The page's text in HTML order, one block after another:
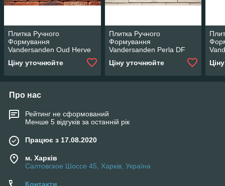
Плитка Ручного
Формування
Vandersanden Oud Herve
Ціну уточнюйте
Плитка Ручного
Формування
Vandersanden Perla DF
Ціну уточнюйте
Про нас
Рейтинг не сформований
Менше 5 відгуків за останній рік
Працює з 17.08.2020
м. Харків
Салтовское Шоссе 45, Харків, Україна
Контакти